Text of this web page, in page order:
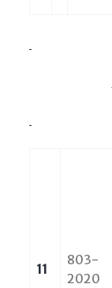
11
803-
2020